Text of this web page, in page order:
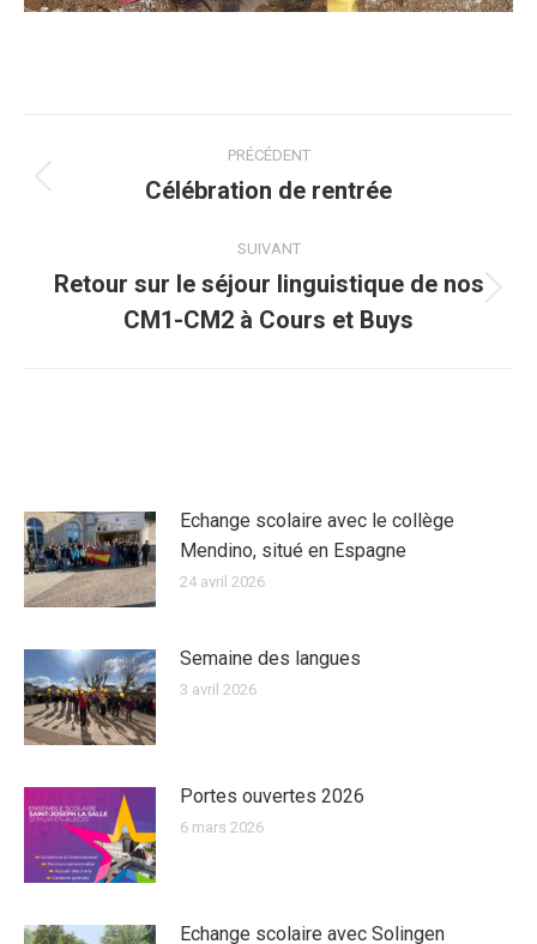
ARTICLE
PRÉCÉDENT
Article
:
Célébration de rentrée
SUIVANT
Article
suivant
Retour sur le séjour linguistique de nos
CM1-CM2 à Cours et Buys
Echange scolaire avec le collège
Mendino, situé en Espagne
24 avril 2026
Semaine des langues
3 avril 2026
Portes ouvertes 2026
6 mars 2026
Echange scolaire avec Solingen